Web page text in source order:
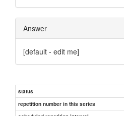
Answer
[default - edit me]
status
repetition number in this series